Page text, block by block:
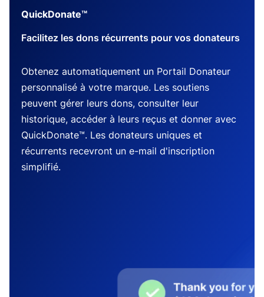
QuickDonate™
Facilitez les dons récurrents pour vos donateurs
Obtenez automatiquement un Portail Donateur
personnalisé à votre marque. Les soutiens
peuvent gérer leurs dons, consulter leur
historique, accéder à leurs reçus et donner avec
QuickDonate™. Les donateurs uniques et
récurrents recevront un e-mail d'inscription
simplifié.